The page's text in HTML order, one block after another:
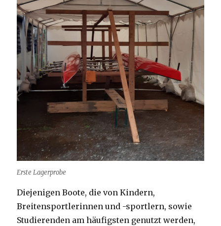
Erste Lagerprobe
Diejenigen Boote, die von Kindern,
Breitensportlerinnen und -sportlern, sowie
Studierenden am häufigsten genutzt werden,